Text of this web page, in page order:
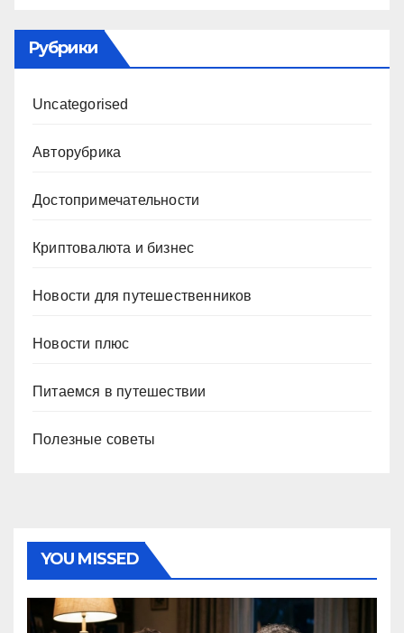
Рубрики
Uncategorised
Авторубрика
Достопримечательности
Криптовалюта и бизнес
Новости для путешественников
Новости плюс
Питаемся в путешествии
Полезные советы
YOU MISSED